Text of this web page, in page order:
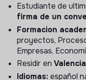
proyectos,
y eficiencia de Hello
Responsabilidades
Apoyar la
procesos internos.
Estudiante de
firma de un
Formacion
proyectos,
Empresas,
Residir en Valencia
Idiomas: español